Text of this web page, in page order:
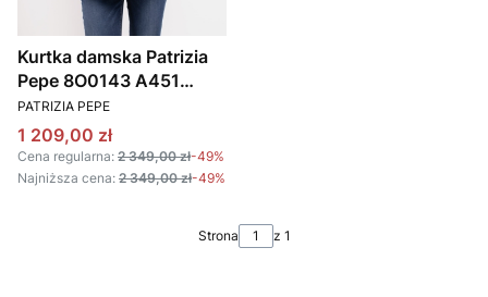
Kurtka damska Patrizia
Pepe 8O0143 A451
czarny
PRODUCENT
PATRIZIA PEPE
Cena promocyjna
1 209,00 zł
Cena regularna: 2 349,00 zł-49%
Najniższa cena: 2 349,00 zł-49%
Strona z 1